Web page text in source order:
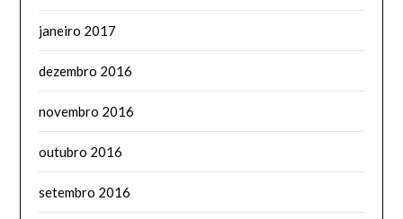
janeiro 2017
dezembro 2016
novembro 2016
outubro 2016
setembro 2016